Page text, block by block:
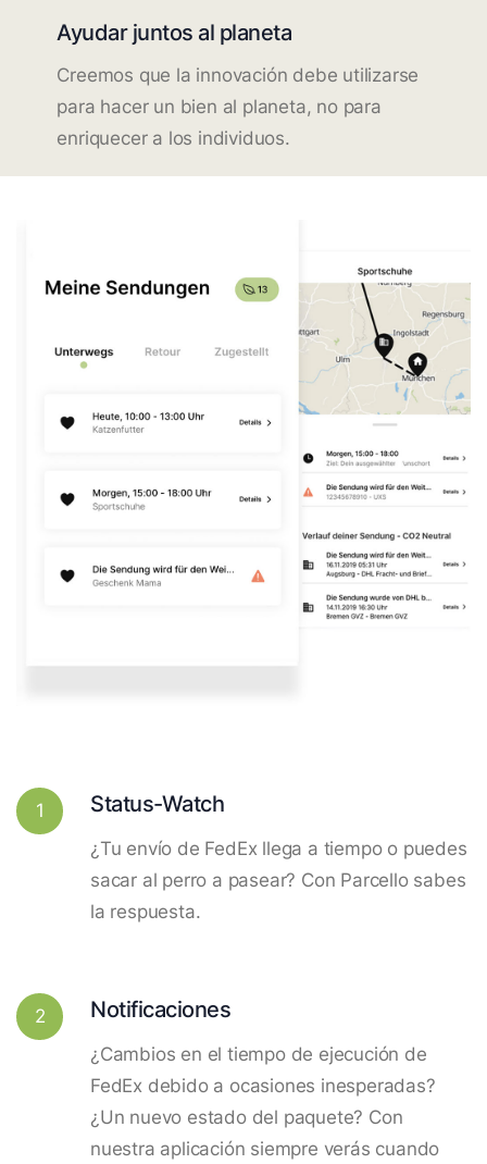
Ayudar juntos al planeta
Creemos que la innovación debe utilizarse
para hacer un bien al planeta, no para
enriquecer a los individuos.
1 Status-Watch
¿Tu envío de FedEx llega a tiempo o puedes
sacar al perro a pasear? Con Parcello sabes
la respuesta.
2 Notificaciones
¿Cambios en el tiempo de ejecución de
FedEx debido a ocasiones inesperadas?
¿Un nuevo estado del paquete? Con
nuestra aplicación siempre verás cuando